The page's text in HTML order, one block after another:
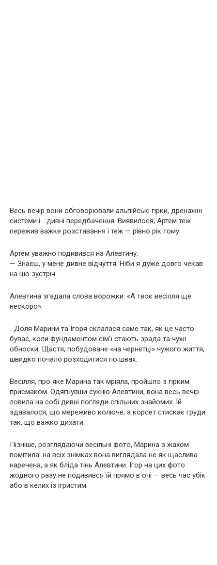
Весь вечір вони обговорювали альпійські гірки, дренажні
системи і… дивні передбачення. Виявилося, Артем теж
пережив важке розставання і теж — рівно рік тому.
Артем уважно подивився на Алевтину:
— Знаєш, у мене дивне відчуття. Ніби я дуже довго чекав
на цю зустріч.
Алевтина згадала слова ворожки: «А твоє весілля ще
нескоро».
…Доля Марини та Ігоря склалася саме так, як це часто
буває, коли фундаментом сім’ї стають зрада та чужі
обноски. Щастя, побудоване «на чернетці» чужого життя,
швидко почало розходитися по швах.
Весілля, про яке Марина так мріяла, пройшло з гірким
присмаком. Одягнувши сукню Алевтини, вона весь вечір
ловила на собі дивні погляди спільних знайомих. Їй
здавалося, що мереживо колюче, а корсет стискає груди
так, що важко дихати.
Пізніше, розглядаючи весільні фото, Марина з жахом
помітила: на всіх знімках вона виглядала не як щаслива
наречена, а як бліда тінь Алевтини. Ігор на цих фото
жодного разу не подивився їй прямо в очі — весь час убік
або в келих із ігристим.